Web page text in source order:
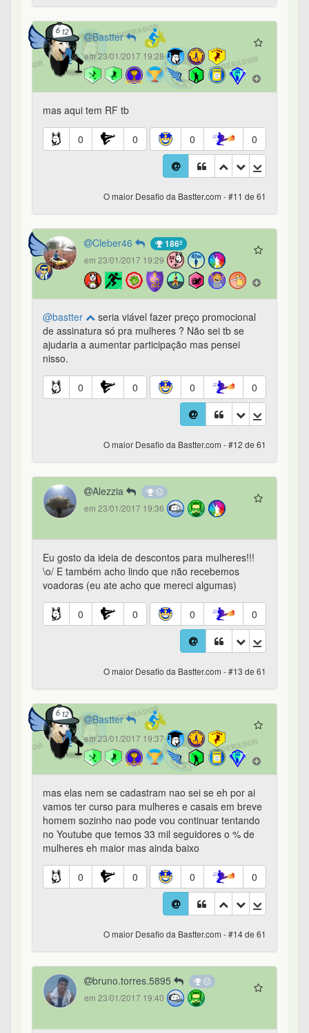
Bastter
em 23/01/2017 19:28
mas aqui tem RF tb
0 0 0 0
O maior Desafio da Bastter.com - #11 de 61
Cleber46 186º
em 23/01/2017 19:29
@bastter
seria viável fazer preço promocional
de assinatura só pra mulheres ? Não sei tb se
ajudaria a aumentar participação mas pensei
nisso.
0 0 0 0
O maior Desafio da Bastter.com - #12 de 61
Alezzia
em 23/01/2017 19:36
Eu gosto da ideia de descontos para mulheres!!!
\o/ E também acho lindo que não recebemos
voadoras (eu ate acho que mereci algumas)
0 0 0 0
O maior Desafio da Bastter.com - #13 de 61
Bastter
em 23/01/2017 19:37
mas elas nem se cadastram nao sei se eh por ai
vamos ter curso para mulheres e casais em breve
homem sozinho nao pode vou continuar tentando
no Youtube que temos 33 mil seguidores o % de
mulheres eh maior mas ainda baixo
0 0 0 0
O maior Desafio da Bastter.com - #14 de 61
bruno.torres.5895
em 23/01/2017 19:40